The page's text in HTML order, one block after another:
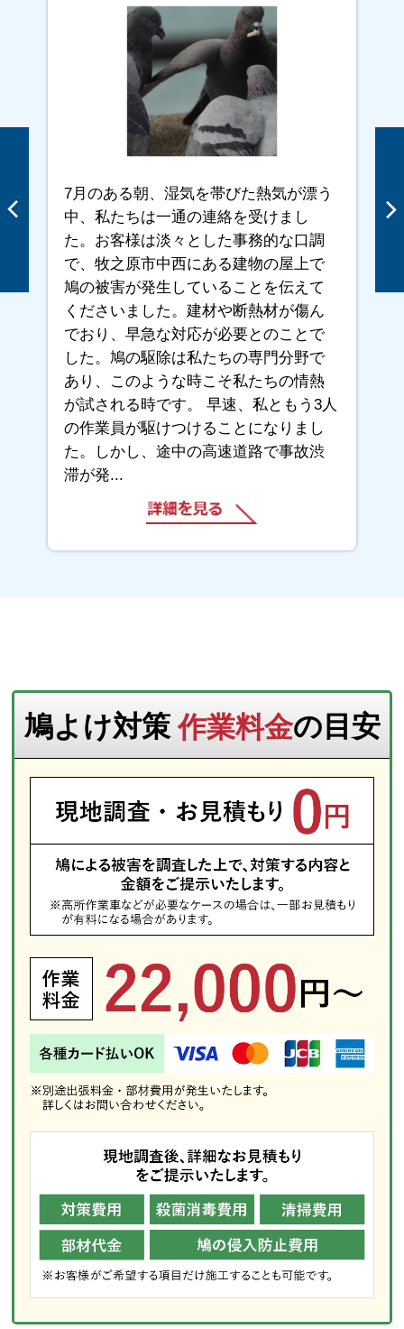
7月のある朝、湿気を帯びた熱気が漂う
中、私たちは一通の連絡を受けまし
た。お客様は淡々とした事務的な口調
で、牧之原市中西にある建物の屋上で
鳩の被害が発生していることを伝えて
くださいました。建材や断熱材が傷ん
でおり、早急な対応が必要とのことで
した。鳩の駆除は私たちの専門分野で
あり、このような時こそ私たちの情熱
が試される時です。 早速、私ともう3人
の作業員が駆けつけることになりまし
た。しかし、途中の高速道路で事故渋
滞が発...
鳩よけ対策作業料金の目安